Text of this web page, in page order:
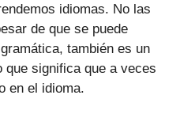
idiomas. No las
de que se puede
también es un
que significa que a veces
en el idioma.